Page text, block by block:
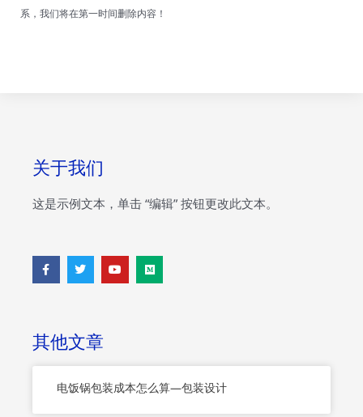
系，我们将在第一时间删除内容！
关于我们
这是示例文本，单击 “编辑” 按钮更改此文本。
F
a
c
k
-
f
T
w
i
Y
o
u
M
e
d
其他文章
电饭锅包装成本怎么算—包装设计